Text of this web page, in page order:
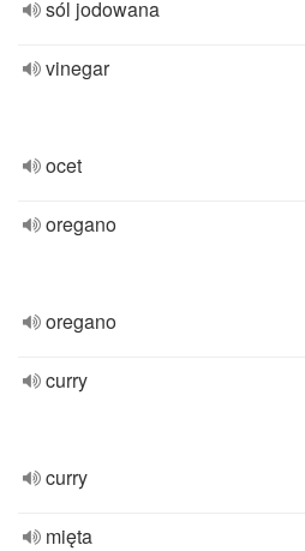
sól jodowana
vinegar
ocet
oregano
oregano
curry
curry
mięta